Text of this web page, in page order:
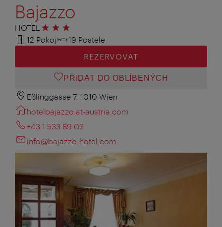
Bajazzo
HOTEL 3 hvězdičky
12 Pokoj
19 Postele
REZERVOVAT
PŘIDAT DO OBLÍBENÝCH
Eßlinggasse 7, 1010 Wien
hotelbajazzo.at-austria.com
+43 1 533 89 03
info@bajazzo-hotel.com